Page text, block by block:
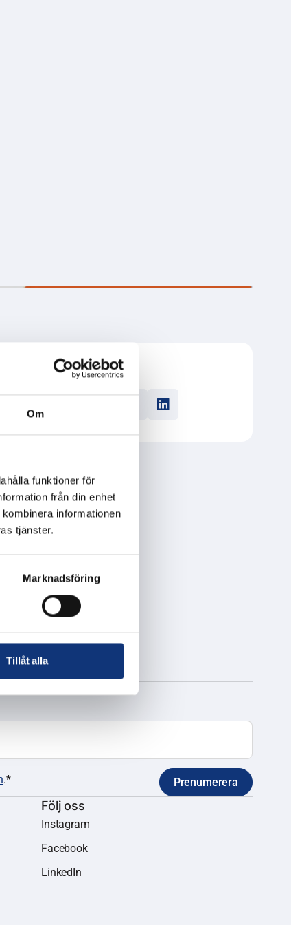
Om
funktioner för
från din enhet
informationen
tjänster.
Marknadsföring
Tillåt alla
är
Dela
.* Prenumerera
Följ oss
Instagram
Facebook
LinkedIn